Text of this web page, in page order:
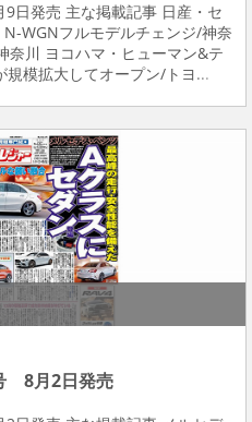
日発売 主な掲載記事 日産・セ
WGNフルモデルチェンジ/神奈
奈川 ヨコハマ・ヒューマン&テ
規模拡大してオープン/トヨ...
8月2日発売